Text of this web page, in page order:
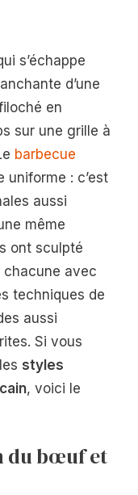
s’échappe
d’une
en
sur une grille à
barbecue
uniforme : c’est
aussi
même
ont sculpté
avec
techniques de
aussi
Si vous
styles
, voici le
du bœuf et